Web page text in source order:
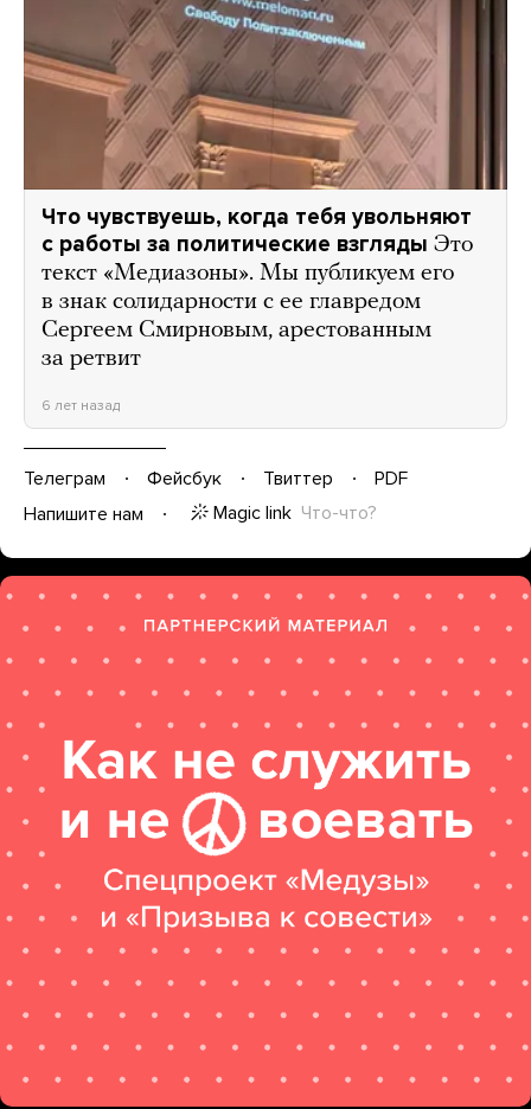
Что чувствуешь, когда тебя увольняют
с работы за политические взгляды Это
текст «Медиазоны». Мы публикуем его
в знак солидарности с ее главредом
Сергеем Смирновым, арестованным
за ретвит
6 лет назад
Телеграм Фейсбук Твиттер
PDF
Напишите нам
Magic link Что-что?